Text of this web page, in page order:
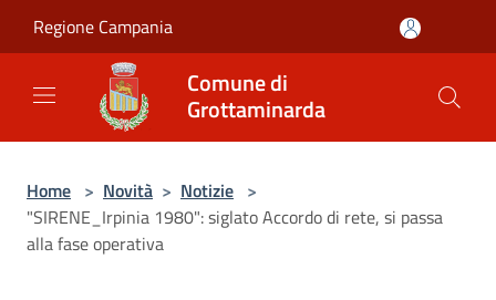
Regione Campania
Comune di
Grottaminarda
Home > Novità > Notizie >
"SIRENE_Irpinia 1980": siglato Accordo di rete, si passa
alla fase operativa